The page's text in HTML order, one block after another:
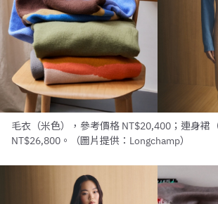
毛衣（米色），參考價格 NT$20,400；連身裙
NT$26,800。（圖片提供：Longchamp）